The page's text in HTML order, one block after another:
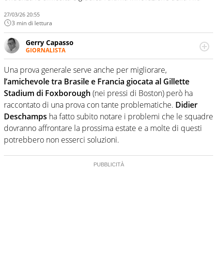
27/03/26 20:55
3 min di lettura
Gerry Capasso
GIORNALISTA
Per lui gli sport americani non hanno segreti: basket,
football, baseball e la capacità innata di trovare la notizia
dove altri non vedono granché
Una prova generale serve anche per migliorare,
l’amichevole tra Brasile e Francia giocata al Gillette
Stadium di Foxborough (nei pressi di Boston) però ha
raccontato di una prova con tante problematiche. Didier
Deschamps ha fatto subito notare i problemi che le squadre
dovranno affrontare la prossima estate e a molte di questi
potrebbero non esserci soluzioni.